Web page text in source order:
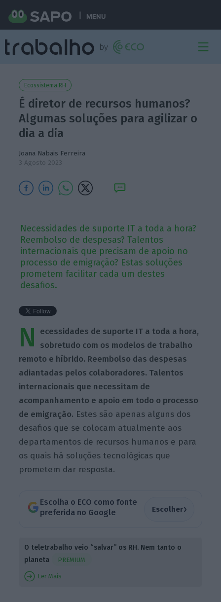
MENU
Ecossistema RH
É diretor de recursos humanos?
Algumas soluções para agilizar o
dia a dia
Joana Nabais Ferreira
3 Agosto 2023
Necessidades de suporte IT a toda a hora?
Reembolso de despesas? Talentos
internacionais que precisam de apoio no
processo de emigração? Estas soluções
prometem facilitar cada um destes
desafios.
N
ecessidades de suporte IT a toda a hora,
sobretudo com os modelos de trabalho
remoto e híbrido. Reembolso das despesas
adiantadas pelos colaboradores. Talentos
internacionais que necessitam de
acompanhamento e apoio em todo o processo
de emigração. Estes são apenas alguns dos
desafios que se colocam atualmente aos
departamentos de recursos humanos e para
os quais há soluções tecnológicas que
prometem dar resposta.
Escolha o ECO como fonte
preferida no Google
Escolher›
O teletrabalho veio “salvar” os RH. Nem tanto o
planeta
PREMIUM
Ler Mais